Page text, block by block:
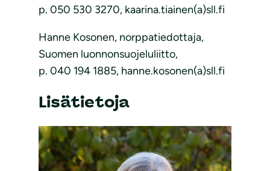
p. 050 530 3270, kaarina.tiainen(a)sll.fi
Hanne Kosonen, norppatiedottaja,
Suomen luonnonsuojeluliitto,
p. 040 194 1885, hanne.kosonen(a)sll.fi
Lisätietoja